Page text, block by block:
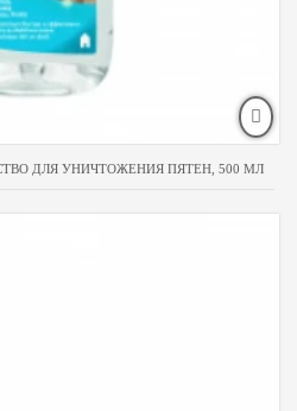
ДЛЯ УНИЧТОЖЕНИЯ ПЯТЕН, 500 МЛ